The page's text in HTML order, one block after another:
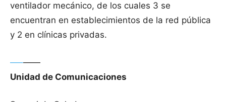
ventilador mecánico, de los cuales 3 se
encuentran en establecimientos de la red pública
y 2 en clínicas privadas.
—–——
Unidad de Comunicaciones